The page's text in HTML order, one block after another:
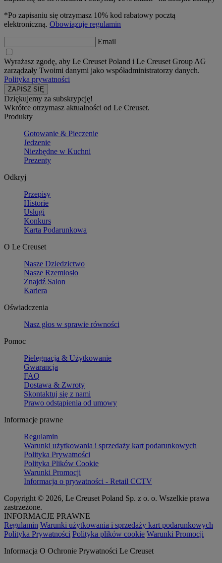
*Po zapisaniu się otrzymasz 10% kod rabatowy pocztą
elektroniczną. Obowiązuje regulamin
Email
Wyrażasz zgodę, aby Le Creuset Poland i Le Creuset Group AG
zarządzały Twoimi danymi jako współadministratorzy danych.
Polityka prywatności
Dziękujemy za subskrypcję!
Wkrótce otrzymasz aktualności od Le Creuset.
Produkty
Gotowanie & Pieczenie
Jedzenie
Niezbędne w Kuchni
Prezenty
Odkryj
Przepisy
Historie
Usługi
Konkurs
Karta Podarunkowa
O Le Creuset
Nasze Dziedzictwo
Nasze Rzemiosło
Znajdź Salon
Kariera
Oświadczenia
Nasz głos w sprawie równości
Pomoc
Pielęgnacja & Użytkowanie
Gwarancja
FAQ
Dostawa & Zwroty
Skontaktuj się z nami
Prawo odstąpienia od umowy
Informacje prawne
Regulamin
Warunki użytkowania i sprzedaży kart podarunkowych
Polityka Prywatności
Polityka Plików Cookie
Warunki Promocji
Informacja o prywatności - Retail CCTV
Copyright © 2026, Le Creuset Poland Sp. z o. o. Wszelkie prawa
zastrzeżone.
INFORMACJE PRAWNE
Regulamin Warunki użytkowania i sprzedaży kart podarunkowych
Polityka Prywatności Polityka plików cookie Warunki Promocji
Informacja O Ochronie Prywatności Le Creuset